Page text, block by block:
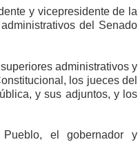
y vicepresidente de la
del Senado
administrativos y
los jueces del
y sus adjuntos, y los
el gobernador y